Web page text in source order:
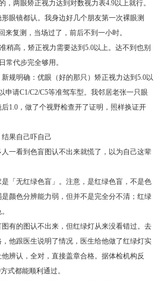
，两眼矫正视力达到对数视力表4.9以上就行。
眼镜都认。我身边好几个朋友第一次裸眼测
来复测，当场过了，前后不到一小时。
稍高，矫正视力需要达到5.0以上。达不到也别
常代步完全够用。
规明确：优眼（好的那只）矫正视力达到5.0以
申请C1/C2/C5等准驾车型。我邻居老张一只眼
1.0，做了个视野检查开了证明，照样换证开
果自己吓自己
一看到色盲图认不出来就慌了，以为自己这辈
「无红绿色盲」。注意，是红绿色盲，不是色
颜色分辨能力弱，但并不是完全分不清；红绿
有的图认不出来，但红绿灯从来没看错过。去
他跟医生说明了情况，医生给他做了红绿灯实
辨认，全对，直接盖章合格。据体检机构反
式都能顺利通过。